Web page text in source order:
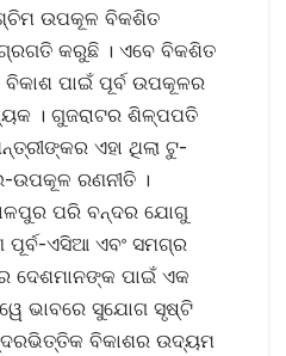
ଉପକୂଳ ବିକଶିତ
କରୁଛି । ଏବେ ବିକଶିତ
ପାଇଁ ପୂର୍ବ ଉପକୂଳର
। ଗୁଜରାଟର ଶିଳ୍ପପତି
ଏହା ଥିଲା ଟୁ-
ଉପକୂଳ ରଣନୀତି ।
ପରି ବନ୍ଦର ଯୋଗୁ
ପୂର୍ବ-ଏସିଆ ଏବଂ ସମଗ୍ର
ପାଇଁ ଏକ
ଭାବରେ ସୁଯୋଗ ସୃଷ୍ଟି
ବିକାଶର ଉଦ୍ୟମ